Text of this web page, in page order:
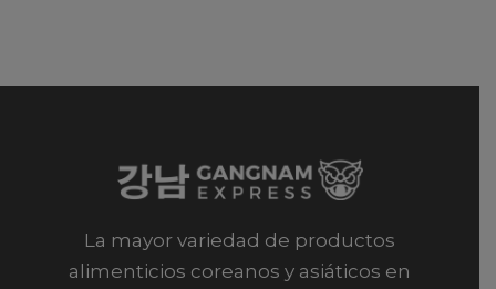
La mayor variedad de productos
alimenticios coreanos y asiáticos en